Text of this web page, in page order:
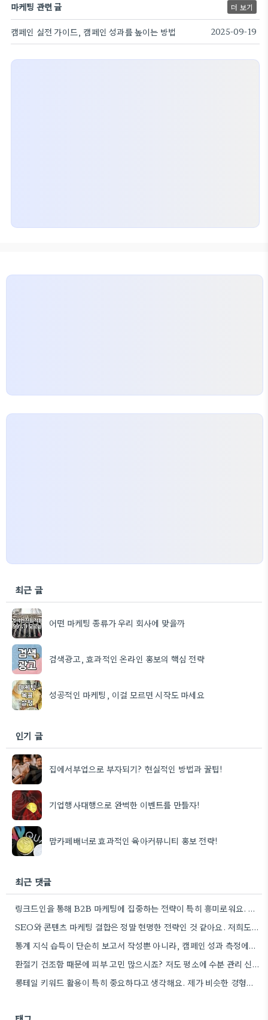
마케팅 관련 글 더 보기
캠페인 실전 가이드, 캠페인 성과를 높이는 방법 2025-09-19
최근 글
어떤 마케팅 종류가 우리 회사에 맞을까
검색광고, 효과적인 온라인 홍보의 핵심 전략
성공적인 마케팅, 이걸 모르면 시작도 마세요
인기 글
집에서부업으로 부자되기? 현실적인 방법과 꿀팁!
기업행사대행으로 완벽한 이벤트를 만들자!
맘카페배너로 효과적인 육아커뮤니티 홍보 전략!
최근 댓글
링크드인을 통해 B2B 마케팅에 집중하는 전략이 특히 흥미로워요. 저희 회사도 유사한 솔루션을 제공하다 보니, 네트워크…
SEO와 콘텐츠 마케팅 결합은 정말 현명한 전략인 것 같아요. 저희도 비슷한 방식으로 블로그를 운영하고 있는데,…
통계 지식 습득이 단순히 보고서 작성뿐 아니라, 캠페인 성과 측정에도 도움이 된다니 흥미롭네요.
환절기 건조함 때문에 피부 고민 많으시죠? 저도 평소에 수분 관리 신경 쓰느라 시간 오래 뺏깁니다.
롱테일 키워드 활용이 특히 중요하다고 생각해요. 제가 비슷한 경험을 할 때, 너무 일반적인 키워드에 집중했더니…